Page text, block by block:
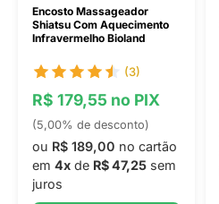
Encosto Massageador
Shiatsu Com Aquecimento
Infravermelho Bioland
(3)
R$ 179,55 no PIX
(5,00% de desconto)
ou R$ 189,00 no cartão
em 4x de R$ 47,25 sem
juros